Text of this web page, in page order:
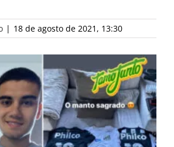
| 18 de agosto de 2021, 13:30